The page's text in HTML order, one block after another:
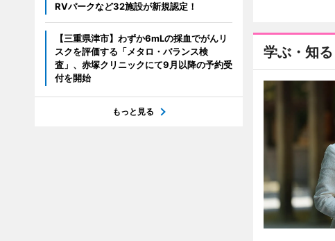
学ぶ・知る
RVパークなど32施設が新規認定！
【三重県津市】わずか6mLの採血でがんリ
スクを評価する「メタロ・バランス検
査」、赤塚クリニックにて9月以降の予約受
付を開始
もっと見る